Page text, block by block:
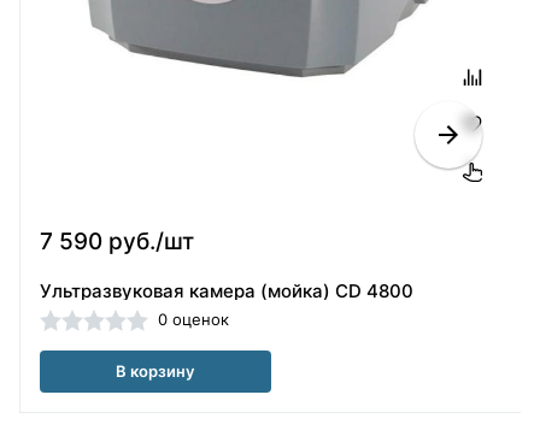
7 590 руб./шт
Ультразвуковая камера (мойка) CD 4800
0 оценок
В корзину